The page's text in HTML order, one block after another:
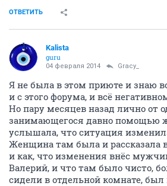
ОТВЕТИТЬ
Kalista
guru
04 февраля 2014 Gracy_
Я не была в этом приюте и знаю
и с этого форума, и всё
Но пару месяцев назад лично от
занимающегося давно помощью
услышала, что ситуация
Женщина там была и рассказала
и как, что изменения внёс
Валерий, и что там было чисто,
сидели в отдельной комнате, был